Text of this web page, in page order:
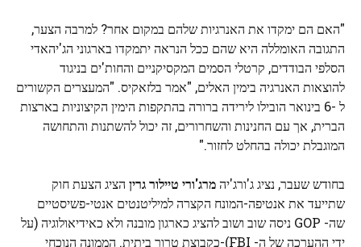
"האם הם ימקדו את האנרגיות שלהם במקום אחר? למרבה הצער,
התגובה האומללה היא שהם ככל הנראה יתמקדו בארגוני הג'יהאדי
הסלפי הבודדים, קרטלי הסמים המקסיקניים והחות'ים בניגוד
להוצאות האנרגיה בימין האלים, "אמר בלזאקיס. "המעצרים הקשורים
ל -6 בינואר הובילו לירידה ברורה בהתקפות הימין הקיצוניות בארצות
הברית, אך עם החנינות והשחרורים, זה יכול להשתנות והתחושה
המוגבלת יכולה בהחלט לחזור."
בחודש שעבר, נציג ג'ורג'יהמרג'ורי טיילור גרין הציג הצעת חוק
שתייעד את אנטיפה-המונח הקצרה למיליטנטים אנטי-פשיסטיים
שה- GOP ניסה שוב ושוב להציג כארגון מובנה ולא כאידיאולוגיה (על
ידי ההערכה של ה- FBI)-כקבוצת טרור ביתית. הממונה הנוכחי